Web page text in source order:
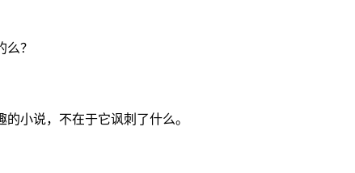
？
小说，不在于它讽刺了什么。